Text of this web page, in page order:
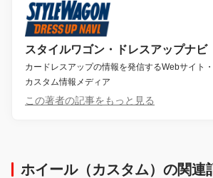
スタイルワゴン・ドレスアップナビ
カードレスアップの情報を発信するWebサイト
カスタム情報メディア
この著者の記事をもっと見る
ホイール（カスタム）の関連